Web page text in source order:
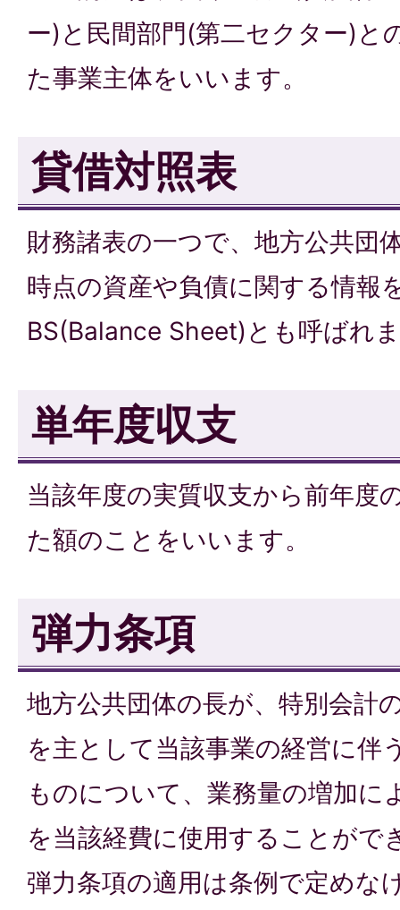
ー)と民間部門(第二セクター)と
た事業主体をいいます。
貸借対照表
財務諸表の一つで、地方公共団
時点の資産や負債に関する情報
BS(Balance Sheet)とも呼ばれ
単年度収支
当該年度の実質収支から前年度
た額のことをいいます。
弾力条項
地方公共団体の長が、特別会計
を主として当該事業の経営に伴
ものについて、業務量の増加に
を当該経費に使用することがで
弾力条項の適用は条例で定めな